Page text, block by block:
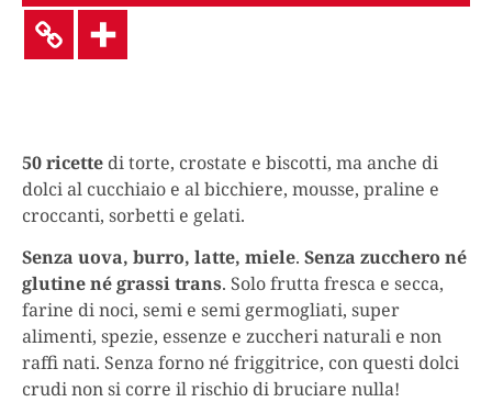
50 ricette di torte, crostate e biscotti, ma anche di
dolci al cucchiaio e al bicchiere, mousse, praline e
croccanti, sorbetti e gelati.
Senza uova, burro, latte, miele. Senza zucchero né
glutine né grassi trans. Solo frutta fresca e secca,
farine di noci, semi e semi germogliati, super
alimenti, spezie, essenze e zuccheri naturali e non
raffi nati. Senza forno né friggitrice, con questi dolci
crudi non si corre il rischio di bruciare nulla!